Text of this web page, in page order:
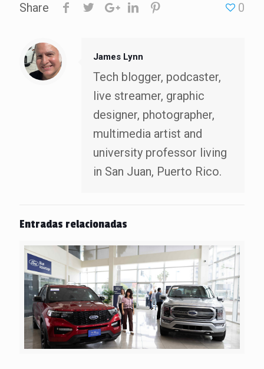
Share 0
James Lynn
Tech blogger, podcaster,
live streamer, graphic
designer, photographer,
multimedia artist and
university professor living
in San Juan, Puerto Rico.
Entradas relacionadas